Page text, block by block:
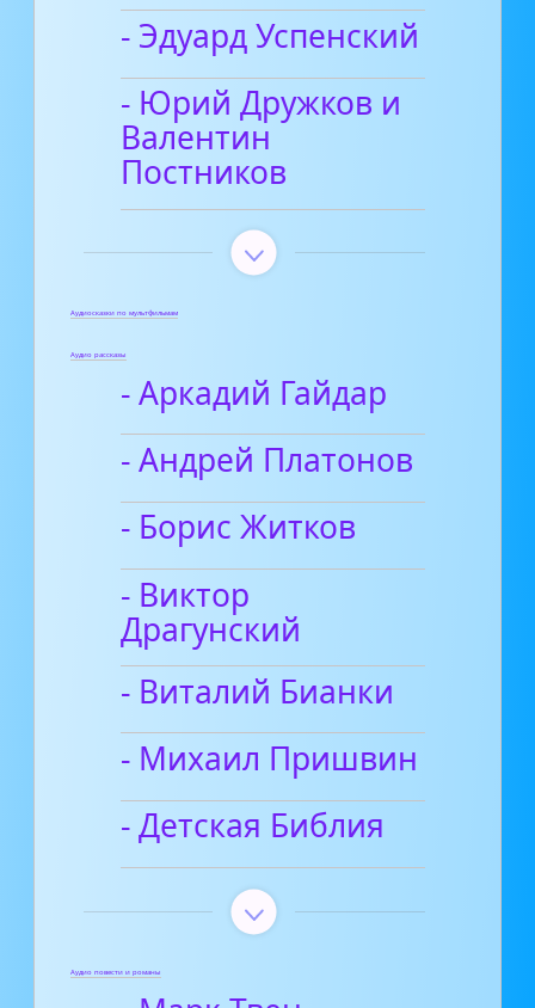
- Эдуард Успенский
- Юрий Дружков и
Валентин
Постников
Аудиосказки по мультфильмам
Аудио рассказы
- Аркадий Гайдар
- Андрей Платонов
- Борис Житков
- Виктор
Драгунский
- Виталий Бианки
- Михаил Пришвин
- Детская Библия
Аудио повести и романы